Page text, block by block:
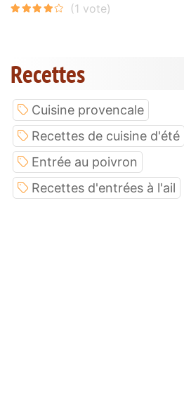
Recettes
Cuisine provencale
Recettes de cuisine d'été
Entrée au poivron
Recettes d'entrées à l'ail